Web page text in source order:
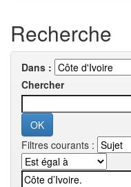
Recherche
Dans :
Chercher
Filtres courants :